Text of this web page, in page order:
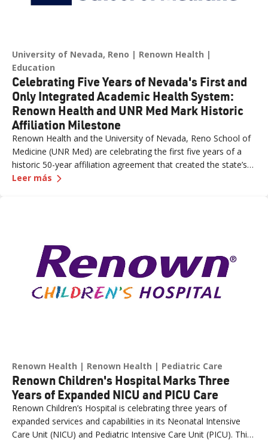
University of Nevada, Reno
Renown Health
Education
Celebrating Five Years of Nevada's First and
Only Integrated Academic Health System:
Renown Health and UNR Med Mark Historic
Affiliation Milestone
Renown Health and the University of Nevada, Reno School of
Medicine (UNR Med) are celebrating the first five years of a
historic 50-year affiliation agreement that created the state’s
first and only integrated academic health system. Formalized
Leer más —
Renown Health Renown Health Pediatric Care
Renown Children's Hospital Marks Three
Years of Expanded NICU and PICU Care
Renown Children’s Hospital is celebrating three years of
expanded services and capabilities in its Neonatal Intensive
Care Unit (NICU) and Pediatric Intensive Care Unit (PICU). This